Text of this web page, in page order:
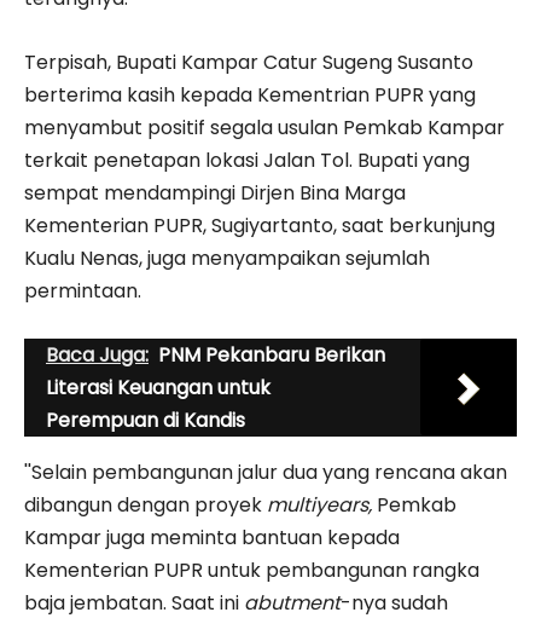
Terpisah, Bupati Kampar Catur Sugeng Susanto
berterima kasih kepada Kementrian PUPR yang
menyambut positif segala usulan Pemkab Kampar
terkait penetapan lokasi Jalan Tol. Bupati yang
sempat mendampingi Dirjen Bina Marga
Kementerian PUPR, Sugiyartanto, saat berkunjung
Kualu Nenas, juga menyampaikan sejumlah
permintaan.
Baca Juga: PNM Pekanbaru Berikan
Literasi Keuangan untuk
Perempuan di Kandis
''Selain pembangunan jalur dua yang rencana akan
dibangun dengan proyek multiyears, Pemkab
Kampar juga meminta bantuan kepada
Kementerian PUPR untuk pembangunan rangka
baja jembatan. Saat ini abutment-nya sudah